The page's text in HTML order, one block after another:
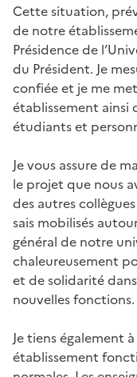
Cette situation,
de notre
Présidence de
du Président. Je
confiée et je me
établissement ainsi
étudiants et
Je vous assure de
le projet que nous
des autres
sais mobilisés
général de notre
chaleureusement
et de solidarité
nouvelles fonctions.
Je tiens également
établissement